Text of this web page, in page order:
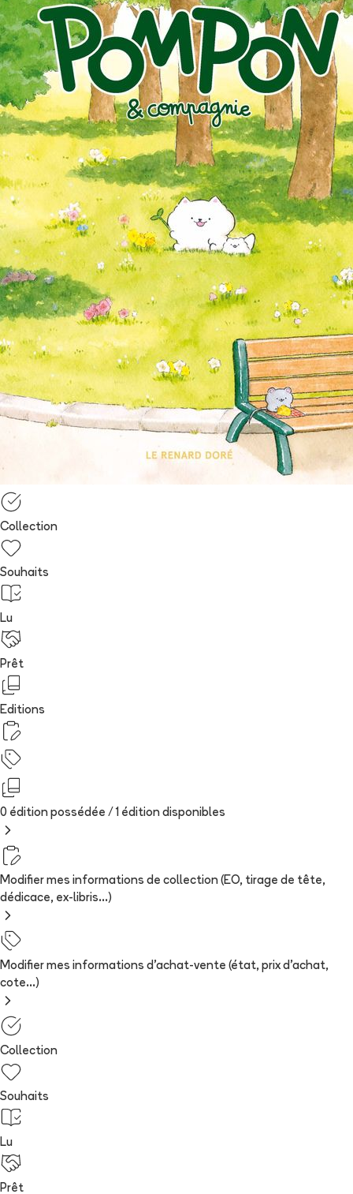
Collection
Souhaits
Lu
Prêt
Editions
0 édition possédée / 1 édition disponibles
Modifier mes informations de collection (EO, tirage de tête,
dédicace, ex-libris...)
Modifier mes informations d'achat-vente (état, prix d'achat,
cote...)
Collection
Souhaits
Lu
Prêt